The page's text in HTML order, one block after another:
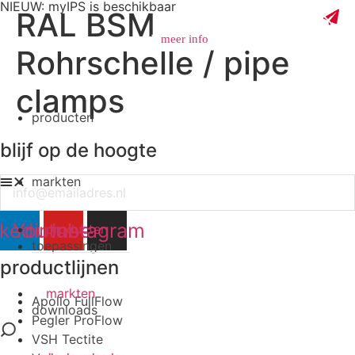
NIEUW: myIPS is beschikbaar
meer info
producten
markten
toepassingen
downloads
producten
markten
RAL BSM
Rohrschelle / pipe
clamps
blijf op de hoogte
Email
YoutubeInstagram
productlijnen
Apollo FullFlow
Pegler ProFlow
VSH Tectite